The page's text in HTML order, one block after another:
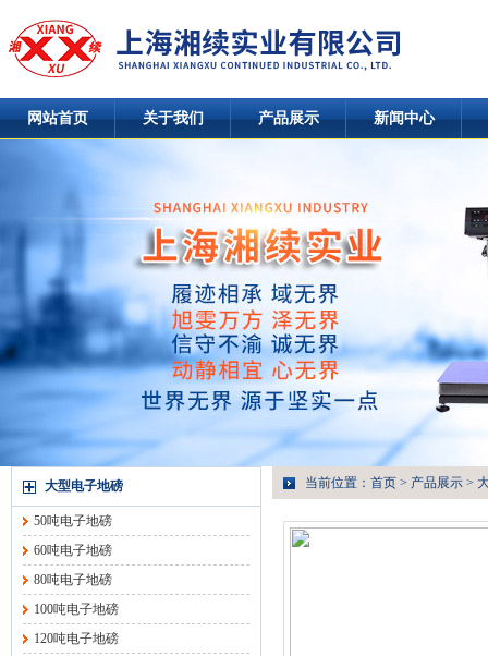
网站首页 关于我们 产品展示 新闻中心
大型电子地磅
50吨电子地磅
60吨电子地磅
80吨电子地磅
100吨电子地磅
120吨电子地磅
当前位置： 首页 > 产品展示 >